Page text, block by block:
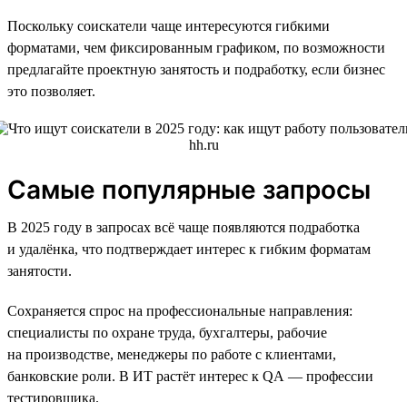
Поскольку соискатели чаще интересуются гибкими
форматами, чем фиксированным графиком, по возможности
предлагайте проектную занятость и подработку, если бизнес
это позволяет.
Самые популярные запросы
В 2025 году в запросах всё чаще появляются подработка
и удалёнка, что подтверждает интерес к гибким форматам
занятости.
Сохраняется спрос на профессиональные направления:
специалисты по охране труда, бухгалтеры, рабочие
на производстве, менеджеры по работе с клиентами,
банковские роли. В ИТ растёт интерес к QA — профессии
тестировщика.